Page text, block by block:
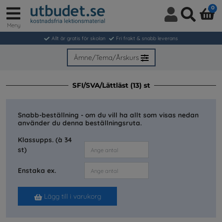
in
/
Meny
0
Allt är gratis för skolan Fri frakt & snabb leverans
Ämne/Tema/Årskurs
SFI/SVA/Lättläst (13) st
Snabb-beställning - om du vill ha allt som visas nedan
använder du denna beställningsruta.
Klassupps. (à 34
st)
Enstaka ex.
Lägg till i varukorg